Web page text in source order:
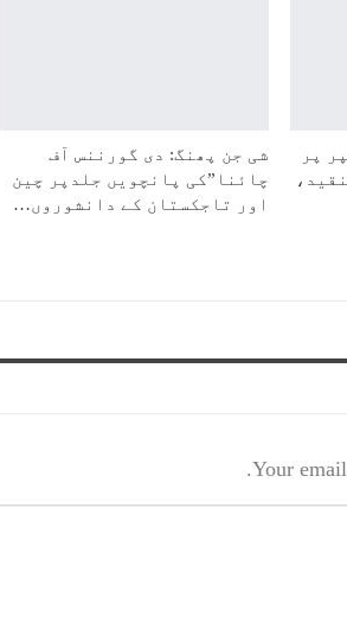
پر
شی جن پھنگ: دی گورننس آف
چائنا”کی پانچویں جلدپر چین
اور تاجکستان کے دانشوروں…
Your